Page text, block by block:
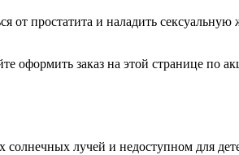
от простатита и наладить
оформить заказ на этой странице по
лучей и недоступном для